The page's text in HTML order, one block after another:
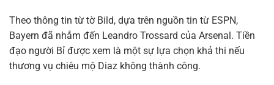
Theo thông tin từ tờ Bild, dựa trên nguồn tin từ ESPN,
Bayern đã nhắm đến Leandro Trossard của Arsenal. Tiền
đạo người Bỉ được xem là một sự lựa chọn khả thi nếu
thương vụ chiêu mộ Diaz không thành công.